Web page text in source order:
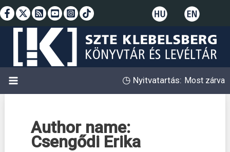
Skip
to
◷ Nyitvatartás: Most zárva
Author name:
Csengődi Erika